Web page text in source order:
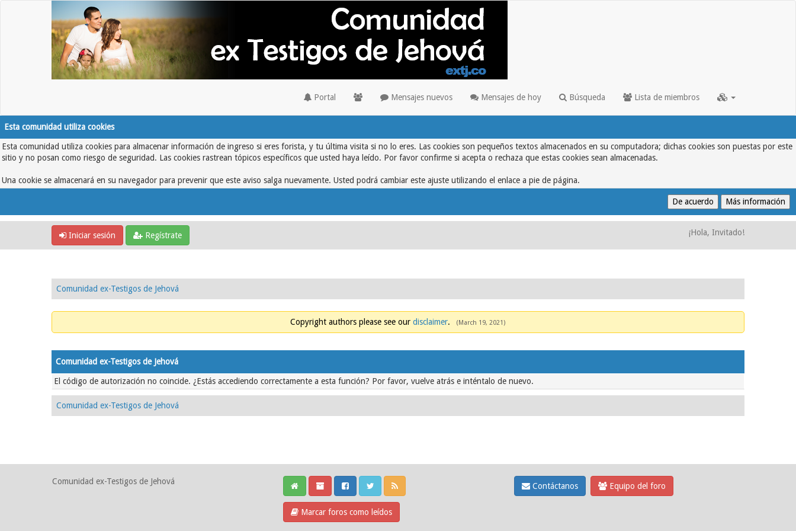
Portal Mensajes nuevos Mensajes de hoy Búsqueda Lista de miembros
Esta comunidad utiliza cookies
Esta comunidad utiliza cookies para almacenar información de ingreso si eres forista, y tu última visita si no lo eres. Las cookies son pequeños textos almacenados en su computadora; dichas cookies son puestas por este
sitio y no posan como riesgo de seguridad. Las cookies rastrean tópicos específicos que usted haya leído. Por favor confirme si acepta o rechaza que estas cookies sean almacenadas.
Una cookie se almacenará en su navegador para prevenir que este aviso salga nuevamente. Usted podrá cambiar este ajuste utilizando el enlace a pie de página.
Iniciar sesión Regístrate ¡Hola, Invitado!
Comunidad ex-Testigos de Jehová
Copyright authors please see our disclaimer. (March 19, 2021)
Comunidad ex-Testigos de Jehová
El código de autorización no coincide. ¿Estás accediendo correctamente a esta función? Por favor, vuelve atrás e inténtalo de nuevo.
Comunidad ex-Testigos de Jehová
Comunidad ex-Testigos de Jehová
Marcar foros como leídos
Contáctanos Equipo del foro